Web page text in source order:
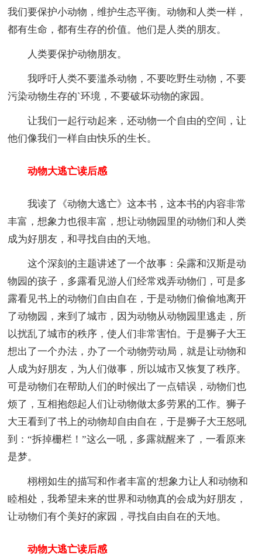
我们要保护小动物，维护生态平衡。动物和人类一样，
都有生命，都有生存的价值。他们是人类的朋友。
人类要保护动物朋友。
我呼吁人类不要滥杀动物，不要吃野生动物，不要
污染动物生存的`环境，不要破坏动物的家园。
让我们一起行动起来，还动物一个自由的空间，让
他们像我们一样自由快乐的生长。
动物大逃亡读后感
我读了《动物大逃亡》这本书，这本书的内容非常
丰富，想象力也很丰富，想让动物园里的动物们和人类
成为好朋友，和寻找自由的天地。
这个深刻的主题讲述了一个故事：朵露和汉斯是动
物园的孩子，多露看见游人们经常戏弄动物们，可是多
露看见书上的动物们自由自在，于是动物们偷偷地离开
了动物园，来到了城市，因为动物从动物园里逃走，所
以扰乱了城市的秩序，使人们非常害怕。于是狮子大王
想出了一个办法，办了一个动物劳动局，就是让动物和
人成为好朋友，为人们做事，所以城市又恢复了秩序。
可是动物们在帮助人们的时候出了一点错误，动物们也
烦了，互相抱怨起人们让动物做太多劳累的工作。狮子
大王看到了书上的动物却自由自在，于是狮子大王怒吼
到：“拆掉栅栏！”这么一吼，多露就醒来了，一看原来
是梦。
栩栩如生的描写和作者丰富的'想象力让人和动物和
睦相处，我希望未来的世界和动物真的会成为好朋友，
让动物们有个美好的家园，寻找自由自在的天地。
动物大逃亡读后感